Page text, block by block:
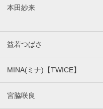
本田紗来
益若つばさ
MINA(ミナ)【TWICE】
宮脇咲良